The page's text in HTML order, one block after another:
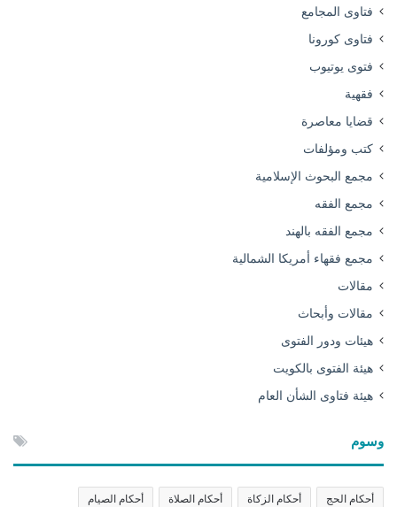
فتاوى المجامع
فتاوى كورونا
فتوى يوتيوب
فقهية
قضايا معاصرة
كتب ومؤلفات
مجمع البحوث الإسلامية
مجمع الفقه
مجمع الفقه بالهند
مجمع فقهاء أمريكا الشمالية
مقالات
مقالات وأبحاث
هيئات ودور الفتوى
هيئة الفتوى بالكويت
هيئة فتاوى الشأن العام
وسوم
أحكام الحج أحكام الزكاة أحكام الصلاة أحكام الصيام